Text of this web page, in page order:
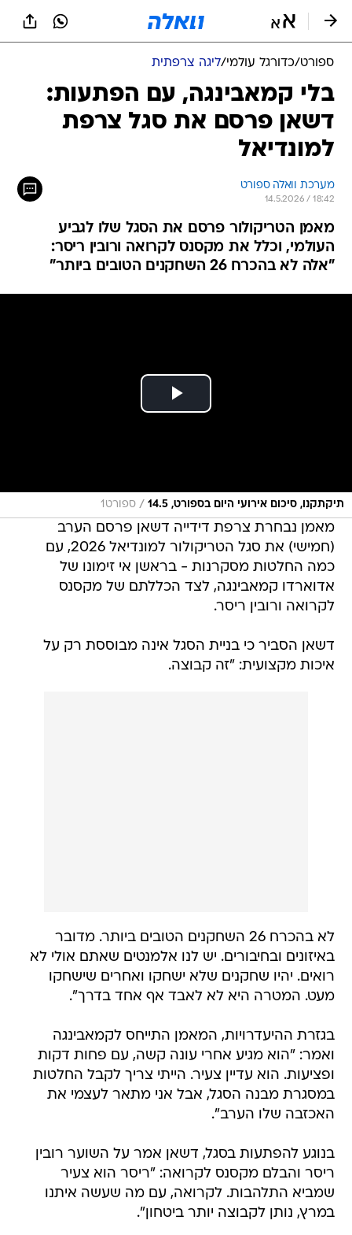
ספורט/כדורגל עולמי/ליגה צרפתית
בלי קמאבינגה, עם הפתעות:
דשאן פרסם את סגל צרפת
למונדיאל
מערכת וואלה ספורט
14.5.2026 / 18:42
מאמן הטריקולור פרסם את הסגל שלו לגביע
העולמי, וכלל את מקסנס לקרואה ורובין ריסר:
"אלה לא בהכרח 26 השחקנים הטובים ביותר"
תיקתקנו, סיכום אירועי היום בספורט, 14.5 / ספורט1
מאמן נבחרת צרפת דידייה דשאן פרסם הערב
(חמישי) את סגל הטריקולור למונדיאל 2026, עם
כמה החלטות מסקרנות - בראשן אי זימונו של
אדוארדו קמאבינגה, לצד הכללתם של מקסנס
לקרואה ורובין ריסר.
דשאן הסביר כי בניית הסגל אינה מבוססת רק על
איכות מקצועית: "זה קבוצה.
לא בהכרח 26 השחקנים הטובים ביותר. מדובר
באיזונים ובחיבורים. יש לנו אלמנטים שאתם אולי לא
רואים. יהיו שחקנים שלא ישחקו ואחרים שישחקו
מעט. המטרה היא לא לאבד אף אחד בדרך".
בגזרת ההיעדרויות, המאמן התייחס לקמאבינגה
ואמר: "הוא מגיע אחרי עונה קשה, עם פחות דקות
ופציעות. הוא עדיין צעיר. הייתי צריך לקבל החלטות
במסגרת מבנה הסגל, אבל אני מתאר לעצמי את
האכזבה שלו הערב".
בנוגע להפתעות בסגל, דשאן אמר על השוער רובין
ריסר והבלם מקסנס לקרואה: "ריסר הוא צעיר
שמביא התלהבות. לקרואה, עם מה שעשה איתנו
במרץ, נותן לקבוצה יותר ביטחון".